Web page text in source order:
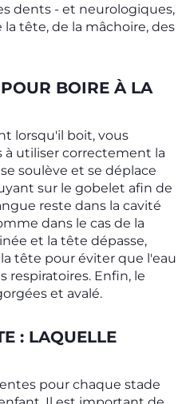
dents - et neurologiques,
tête, de la mâchoire, des
BOIRE À LA
lorsqu'il boit, vous
à utiliser correctement la
soulève et se déplace
sur le gobelet afin de
reste dans la cavité
dans le cas de la
et la tête dépasse,
tête pour éviter que l'eau
respiratoires. Enfin, le
et avalé.
: LAQUELLE
pour chaque stade